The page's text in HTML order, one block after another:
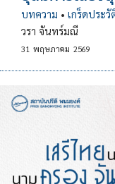
บทความ • เกร็ดประวั
วรา จันทร์มณี
31 พฤษภาคม 2569